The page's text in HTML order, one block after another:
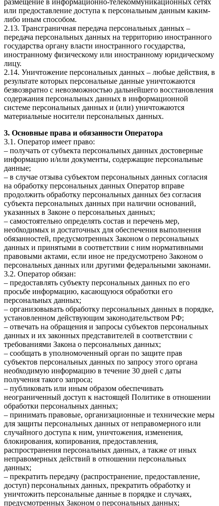
или предоставление доступа к персональным данным каким-
либо иным способом.
2.13. Трансграничная передача персональных данных –
передача персональных данных на территорию иностранного
государства органу власти иностранного государства,
иностранному физическому или иностранному юридическому
лицу.
2.14. Уничтожение персональных данных – любые действия, в
результате которых персональные данные уничтожаются
безвозвратно с невозможностью дальнейшего восстановления
содержания персональных данных в информационной
системе персональных данных и (или) уничтожаются
материальные носители персональных данных.
3. Основные права и обязанности Оператора
3.1. Оператор имеет право:
– получать от субъекта персональных данных достоверные
информацию и/или документы, содержащие персональные
данные;
– в случае отзыва субъектом персональных данных согласия
на обработку персональных данных Оператор вправе
продолжить обработку персональных данных без согласия
субъекта персональных данных при наличии оснований,
указанных в Законе о персональных данных;
– самостоятельно определять состав и перечень мер,
необходимых и достаточных для обеспечения выполнения
обязанностей, предусмотренных Законом о персональных
данных и принятыми в соответствии с ним нормативными
правовыми актами, если иное не предусмотрено Законом о
персональных данных или другими федеральными законами.
3.2. Оператор обязан:
– предоставлять субъекту персональных данных по его
просьбе информацию, касающуюся обработки его
персональных данных;
– организовывать обработку персональных данных в порядке,
установленном действующим законодательством РФ;
– отвечать на обращения и запросы субъектов персональных
данных и их законных представителей в соответствии с
требованиями Закона о персональных данных;
– сообщать в уполномоченный орган по защите прав
субъектов персональных данных по запросу этого органа
необходимую информацию в течение 30 дней с даты
получения такого запроса;
– публиковать или иным образом обеспечивать
неограниченный доступ к настоящей Политике в отношении
обработки персональных данных;
– принимать правовые, организационные и технические меры
для защиты персональных данных от неправомерного или
случайного доступа к ним, уничтожения, изменения,
блокирования, копирования, предоставления,
распространения персональных данных, а также от иных
неправомерных действий в отношении персональных
данных;
– прекратить передачу (распространение, предоставление,
доступ) персональных данных, прекратить обработку и
уничтожить персональные данные в порядке и случаях,
предусмотренных Законом о персональных данных;